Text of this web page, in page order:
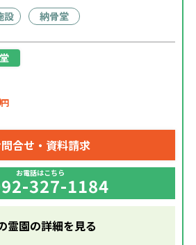
設 納骨堂
円
合せ・資料請求
お電話はこちら
327-1184
霊園の詳細を見る